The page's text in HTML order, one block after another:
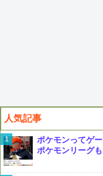
人気記事
ポケモンってゲ
ポケモンリーグ